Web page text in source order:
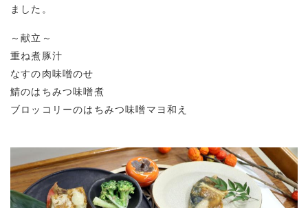
ました。
～献立～
重ね煮豚汁
なすの肉味噌のせ
鯖のはちみつ味噌煮
ブロッコリーのはちみつ味噌マヨ和え